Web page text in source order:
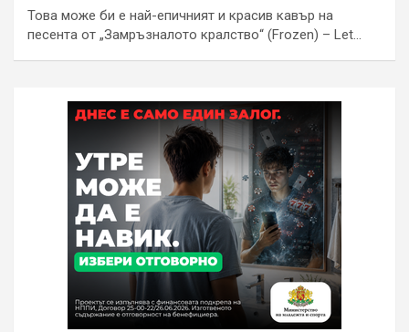
Това може би е най-епичният и красив кавър на
песента от „Замръзналото кралство“ (Frozen) – Let…